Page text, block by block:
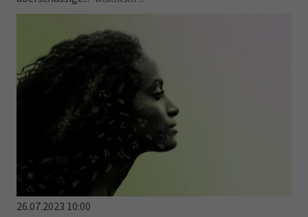
26.07.2023 10:00